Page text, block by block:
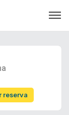
reserva